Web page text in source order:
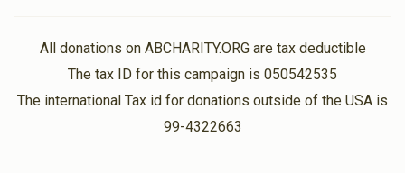
יתרו (קבלת התורה)
$3,600.00
משפטים
$1,800.00
All donations on ABCHARITY.ORG are tax deductible
The tax ID for this campaign is 050542535
The international Tax id for donations outside of the USA is
99-4322663